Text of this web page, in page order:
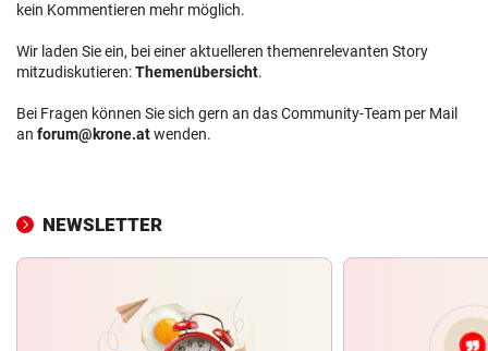
kein Kommentieren mehr möglich.
Wir laden Sie ein, bei einer aktuelleren themenrelevanten Story
mitzudiskutieren:Themenübersicht.
Bei Fragen können Sie sich gern an das Community-Team per Mail
an forum@krone.atwenden.
NEWSLETTER